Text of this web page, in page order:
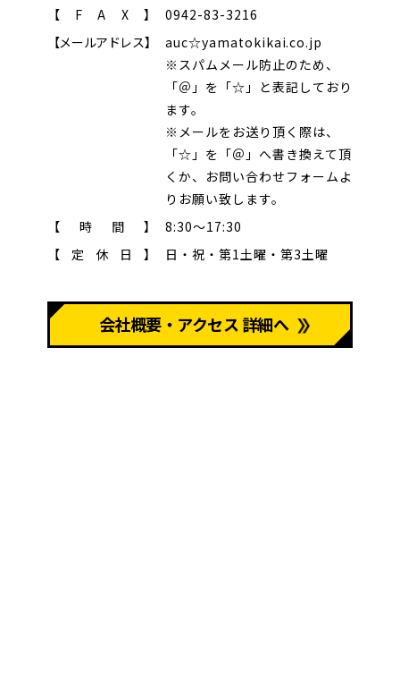
【
F A X 】
0942-83-3216
【メールア ドレス】
auc☆yamatokikai.co.jp
※スパムメール防止のため、
「＠」を「☆」と表記しており
ます。
※メールをお送り頂く際は、
「☆」を「＠」へ書き換えて頂
くか、お問い合わせフォームよ
りお願い致します。
【
時 間 】
8:30～17:30
【
定 休 日 】 日・祝・第1土曜・第3土曜
会社概要・アクセス 詳細へ